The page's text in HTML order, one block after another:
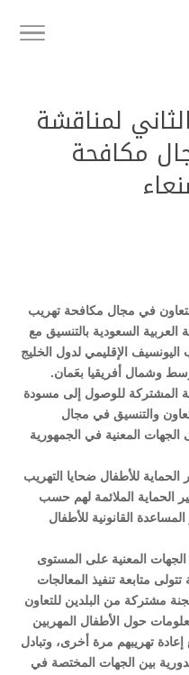
لمناقشة
مكافحة
في مجال مكافحة تهريب
العربية السعودية بالتنسيق مع
الإقليمي لدول الخليج
وشمال أفريقيا بعَمان.
المشتركة للوصول إلى مسودة
والتنسيق في مجال
المعنية في الجمهورية
للأطفال ضحايا التهريب
الحماية الملائمة لهم حسب
القانونية للأطفال
المعنية على المستوى
متابعة تنفيذ المعالجات
مشتركة من البلدين للتعاون
حول الأطفال المهربين
تهريبهم مرة أخرى، وتبادل
بين الجهات المختصة في